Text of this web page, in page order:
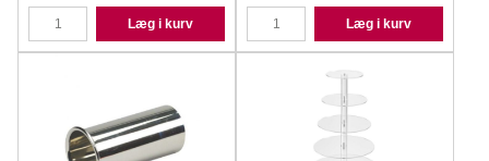
Læg i kurv Læg i kurv